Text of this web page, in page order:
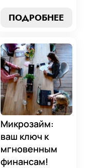
погашению
финансового
равновесия.
Узнайте, как
управлять долгами
и достичь
финансовой
гармонии, следуя
нашим
проверенным
стратегиям.
ПОДРОБНЕЕ
Микрозайм:
ваш ключ к
мгновенным
финансам!